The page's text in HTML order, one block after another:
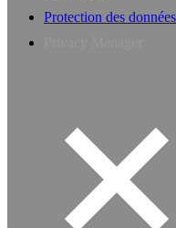
Protection des données